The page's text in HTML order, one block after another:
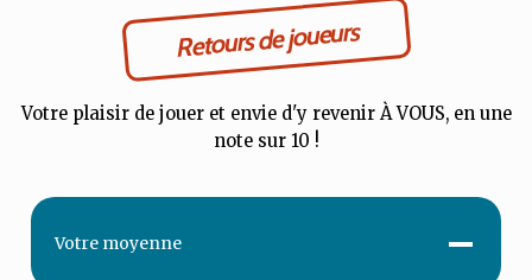
Retours de joueurs
Votre plaisir de jouer et envie d'y revenir À VOUS, en une
note sur 10 !
Votre moyenne -